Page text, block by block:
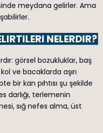
meydana gelirler. Ama
NELERDIR?
görsel bozukluklar, baş
ve bacaklarda aşırı
bir kan pıhtısı şu şekilde
darlığı, terlemenin
sığ nefes alma, üst